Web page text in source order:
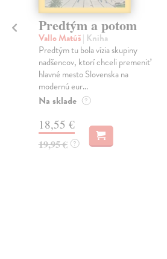
Predtým a potom
Vallo Matúš| Kniha
Predtým tu bola vízia skupiny
nadšencov, ktorí chceli premeniť
hlavné mesto Slovenska na
modernú eur...
Na sklade ?
18,55 €
19,95 € ?